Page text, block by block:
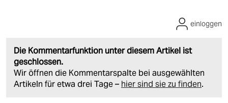
Die Kommentarfunktion unter diesem Artikel ist
geschlossen.
Wir öffnen die Kommentarspalte bei ausgewählten
Artikeln für etwa drei Tage – hier sind sie zu finden.
einloggen